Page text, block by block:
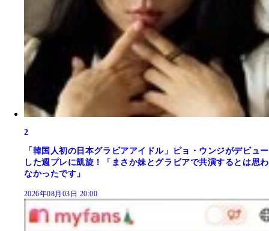
2
「韓国人初の日本グラビアアイドル」ピョ・ウンジがデビュー
した週プレに凱旋！「まさか妹とグラビアで共演するとは思わ
なかったです」
2026年08月03日 20:00